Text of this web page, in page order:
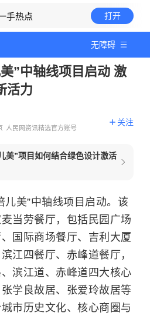
手热点 打开
无障碍
”中轴线项目启动 激
活力
人民网资讯精选官方账号
关注
美”项目如何结合绿色设计激活
儿美”中轴线项目启动。该
当劳餐厅，包括民园广场
国际商场餐厅、吉利大厦
江四餐厅、赤峰道餐厅，
滨江道、赤峰道四大核心
学良故居、张爱玲故居等
市历史文化、核心商圈与